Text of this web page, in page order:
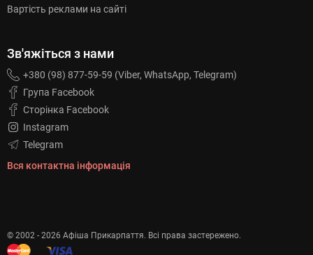
Вартість реклами на сайті
Зв'яжіться з нами
+380 (98) 877-59-59 (Viber, WhatsApp, Telegram)
Група Facebook
Сторінка Facebook
Instagram
Telegram
Вся контактна інформація
© 2002 - 2026 Афіша Прикарпаття. Всі права застережено.